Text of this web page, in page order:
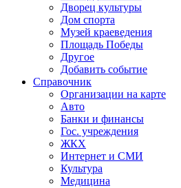
Дворец культуры
Дом спорта
Музей краеведения
Площадь Победы
Другое
Добавить событие
Справочник
Организации на карте
Авто
Банки и финансы
Гос. учреждения
ЖКХ
Интернет и СМИ
Культура
Медицина